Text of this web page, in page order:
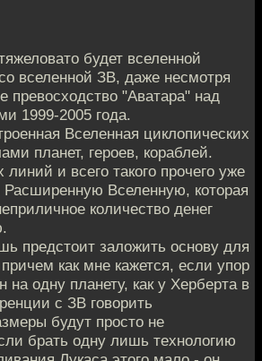
будет вселенной
вселенной ЗВ, даже несмотря
превосходство "Аватара" над
1999-2005 года.
Вселенная циклопических
планет, героев, кораблей.
и всего такого прочего уже
Расширенную Вселенную, которая
количество денег
предстоит заложить основу для
как мне кажется, если упор
на одну планету, как у Херберта в
с ЗВ говорить
будут просто не
брать одну лишь технологию